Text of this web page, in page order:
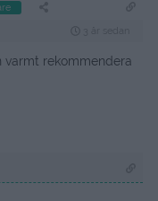
varmt rekommendera